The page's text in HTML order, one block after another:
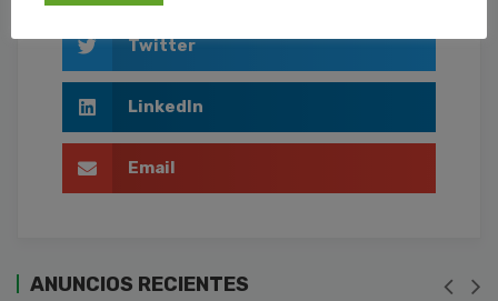
Twitter
LinkedIn
Email
ANUNCIOS RECIENTES